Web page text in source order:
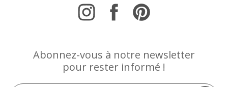
Abonnez-vous à notre newsletter
pour rester informé !